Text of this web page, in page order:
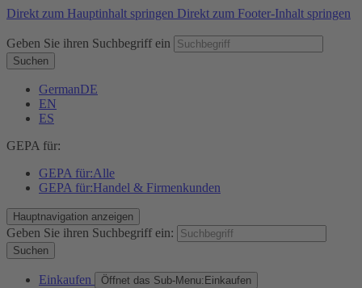
Direkt zum Hauptinhalt springen Direkt zum Footer-Inhalt springen
Geben Sie ihren Suchbegriff ein
Suchen
GermanDE
EN
ES
GEPA für:
GEPA für:Alle
GEPA für:Handel & Firmenkunden
Hauptnavigation anzeigen
Geben Sie ihren Suchbegriff ein:
Suchen
Einkaufen Öffnet das Sub-Menu: Einkaufen